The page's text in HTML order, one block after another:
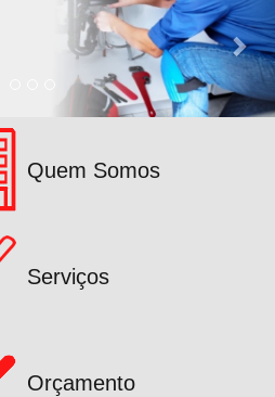
Quem Somos
Serviços
Orçamento